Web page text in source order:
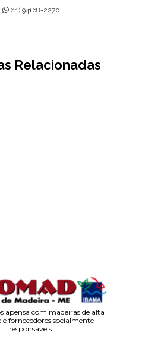
(11) 94168-2270
Relacionadas
apensa com madeiras de alta
e fornecedores socialmente
responsáveis.